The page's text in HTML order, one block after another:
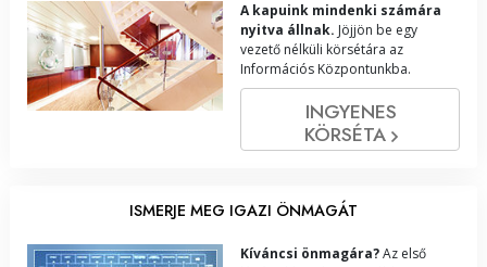
A kapuink mindenki számára
nyitva állnak. Jöjjön be egy
vezető nélküli körsétára az
Információs Központunkba.
INGYENES
KÖRSÉTA
ISMERJE MEG IGAZI ÖNMAGÁT
Kíváncsi önmagára?Az első